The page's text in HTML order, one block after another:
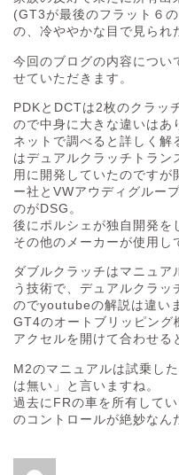
(GT3が最後のフラット６
の、冷ややかな目で見られ
今回のブログの内容につい
せていただきます。
PDKとDCTは2枚のクラッ
ので中身に大きな違いはあ
ネットで調べると詳しく解
はデュアルクラッチトラン
用に開発していたのですが
ー社とVWアウディグルー
のがDSG。
後にポルシェが独自開発を
その他のメーカーが使用し
ダブルクラッチはマニュア
う技術で、デュアルクラ
のでyoutubeの解説は違い
GT4のオートブリッピング
アクセルを開けて合わせる
M2のマニュアルは試乗し
は無い」と言いますね。
過去にFRの車を所有して
のコントロールが絶妙なん